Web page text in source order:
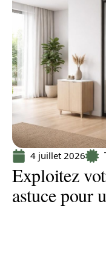
4 juillet 2026
Exploitez
astuce pour